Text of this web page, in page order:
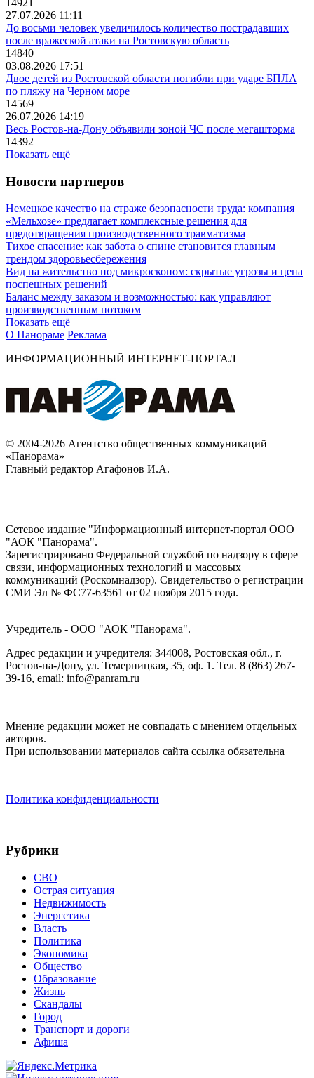
14921
27.07.2026 11:11
До восьми человек увеличилось количество пострадавших
после вражеской атаки на Ростовскую область
14840
03.08.2026 17:51
Двое детей из Ростовской области погибли при ударе БПЛА
по пляжу на Черном море
14569
26.07.2026 14:19
Весь Ростов-на-Дону объявили зоной ЧС после мегашторма
14392
Показать ещё
Новости партнеров
Немецкое качество на страже безопасности труда: компания
«Мельхозе» предлагает комплексные решения для
предотвращения производственного травматизма
Тихое спасение: как забота о спине становится главным
трендом здоровьесбережения
Вид на жительство под микроскопом: скрытые угрозы и цена
поспешных решений
Баланс между заказом и возможностью: как управляют
производственным потоком
Показать ещё
О Панораме Реклама
ИНФОРМАЦИОННЫЙ ИНТЕРНЕТ-ПОРТАЛ
© 2004-2026 Агентство общественных коммуникаций
«Панорама»
Главный редактор Агафонов И.А.
Сетевое издание "Информационный интернет-портал ООО
"АОК "Панорама".
Зарегистрировано Федеральной службой по надзору в сфере
связи, информационных технологий и массовых
коммуникаций (Роскомнадзор). Cвидетельство о регистрации
СМИ Эл № ФС77-63561 от 02 ноября 2015 года.
Учредитель - ООО "АОК "Панорама".
Адрес редакции и учредителя: 344008, Ростовская обл., г.
Ростов-на-Дону, ул. Темерницкая, 35, оф. 1. Тел. 8 (863) 267-
39-16, email: info@panram.ru
Мнение редакции может не совпадать с мнением отдельных
авторов.
При использовании материалов сайта ссылка обязательна
Политика конфиденциальности
Рубрики
СВО
Острая ситуация
Недвижимость
Энергетика
Власть
Политика
Экономика
Общество
Образование
Жизнь
Скандалы
Город
Транспорт и дороги
Афиша